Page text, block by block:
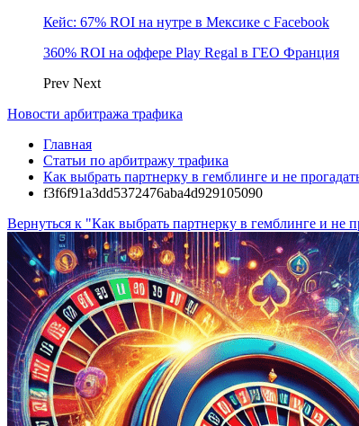
Кейс: 67% ROI на нутре в Мексике с Facebook
360% ROI на оффере Play Regal в ГЕО Франция
Prev Next
Новости арбитража трафика
Главная
Статьи по арбитражу трафика
Как выбрать партнерку в гемблинге и не
f3f6f91a3dd5372476aba4d929105090
Вернуться к "Как выбрать партнерку в гемблинге и не